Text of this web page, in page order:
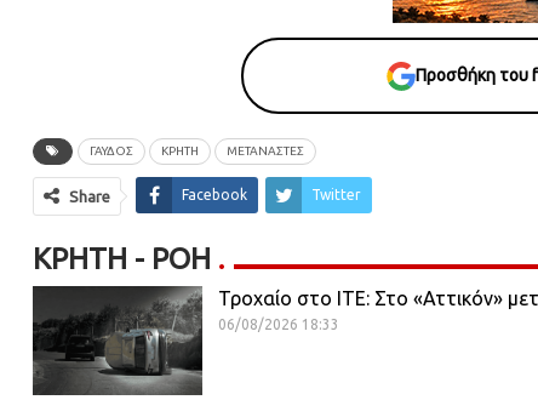
Προσθήκη του
ΓΑΥΔΟΣ ΚΡΗΤΗ ΜΕΤΑΝΑΣΤΕΣ
Share Facebook Twitter
ΚΡΉΤΗ - ΡΟΗ
Τροχαίο στο ΙΤΕ: Στο «Αττικόν»
06/08/2026 18:33